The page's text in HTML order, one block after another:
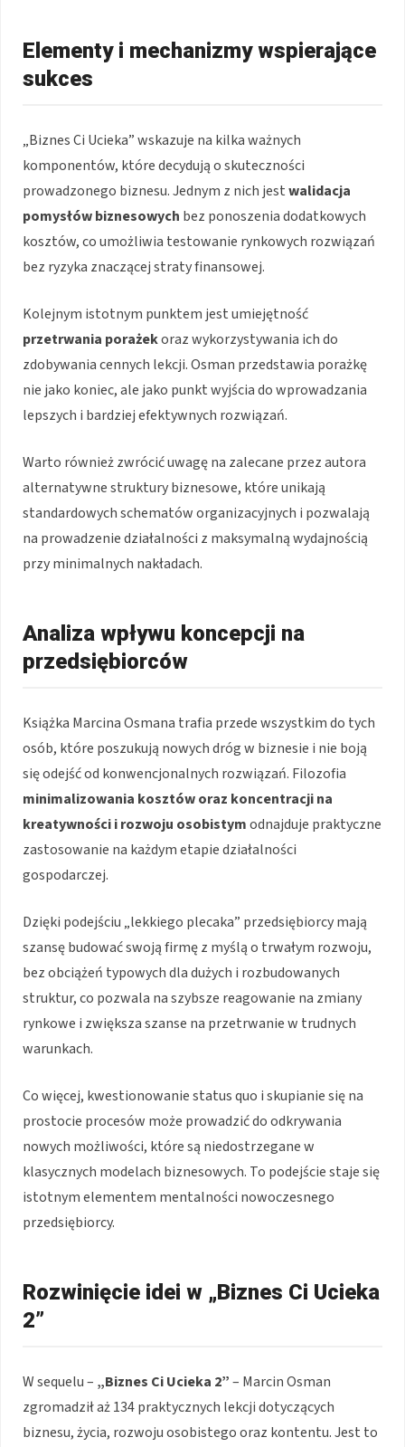
Elementy i mechanizmy wspierające
sukces
„Biznes Ci Ucieka” wskazuje na kilka ważnych
komponentów, które decydują o skuteczności
prowadzonego biznesu. Jednym z nich jestwalidacja
pomysłów biznesowych bez ponoszenia dodatkowych
kosztów, co umożliwia testowanie rynkowych rozwiązań
bez ryzyka znaczącej straty finansowej.
Kolejnym istotnym punktem jest umiejętność
przetrwania porażekoraz wykorzystywania ich do
zdobywania cennych lekcji. Osman przedstawia porażkę
nie jako koniec, ale jako punkt wyjścia do wprowadzania
lepszych i bardziej efektywnych rozwiązań.
Warto również zwrócić uwagę na zalecane przez autora
alternatywne struktury biznesowe, które unikają
standardowych schematów organizacyjnych i pozwalają
na prowadzenie działalności z maksymalną wydajnością
przy minimalnych nakładach.
Analiza wpływu koncepcji na
przedsiębiorców
Książka Marcina Osmana trafia przede wszystkim do tych
osób, które poszukują nowych dróg w biznesie i nie boją
się odejść od konwencjonalnych rozwiązań. Filozofia
minimalizowania kosztów oraz koncentracji na
kreatywności i rozwoju osobistymodnajduje praktyczne
zastosowanie na każdym etapie działalności
gospodarczej.
Dzięki podejściu „lekkiego plecaka” przedsiębiorcy mają
szansę budować swoją firmę z myślą o trwałym rozwoju,
bez obciążeń typowych dla dużych i rozbudowanych
struktur, co pozwala na szybsze reagowanie na zmiany
rynkowe i zwiększa szanse na przetrwanie w trudnych
warunkach.
Co więcej, kwestionowanie status quo i skupianie się na
prostocie procesów może prowadzić do odkrywania
nowych możliwości, które są niedostrzegane w
klasycznych modelach biznesowych. To podejście staje się
istotnym elementem mentalności nowoczesnego
przedsiębiorcy.
Rozwinięcie idei w „Biznes Ci Ucieka
2”
W sequelu – „Biznes Ci Ucieka 2”– Marcin Osman
zgromadził aż 134 praktycznych lekcji dotyczących
biznesu, życia, rozwoju osobistego oraz kontentu. Jest to